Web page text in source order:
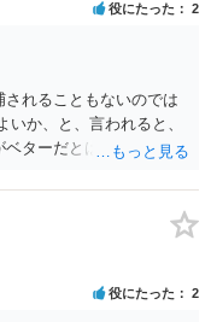
役にたった 2
れることもないのでは
か、と、言われると、
ターだとは思います。
れるかどうかもわかり
日処理となるのではない
役にたった 2